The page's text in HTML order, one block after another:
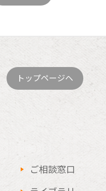
トップページヘ
ご相談窓口